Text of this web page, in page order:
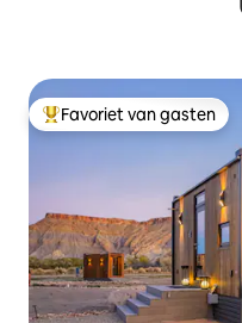
Topfavoriet van gasten
Favoriet van gasten